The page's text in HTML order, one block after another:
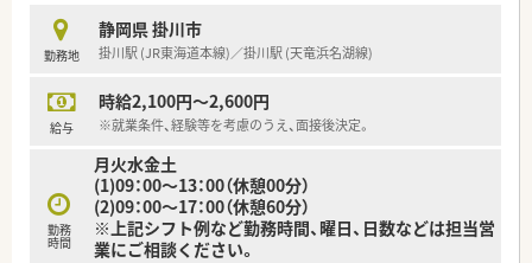
勤務地
静岡県 掛川市
掛川駅 (JR東海道本線)／掛川駅 (天竜浜名湖線)
給与
時給2,100円～2,600円
※就業条件、経験等を考慮のうえ、面接後決定。
勤務
時間
月火水金土
(1)09：00～13：00（休憩00分）
(2)09：00～17：00（休憩60分）
※上記シフト例など勤務時間、曜日、日数などは担当営
業にご相談ください。